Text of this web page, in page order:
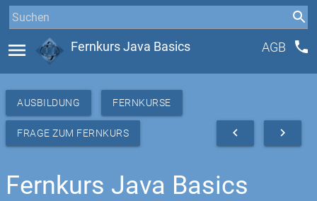
menu Fernkurs Java Basics AGB phone
AUSBILDUNG FERNKURSE
FRAGE ZUM FERNKURS navigate_next
navigate_before
Fernkurs Java Basics